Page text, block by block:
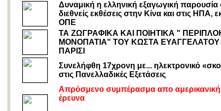
Δυναμική η ελληνική εξαγωγική παρουσία
διεθνείς εκθέσεις στην Κίνα και στις ΗΠΑ,
ΟΠΕ
ΤΑ ΖΩΓΡΑΦΙΚΑ ΚΑΙ ΠΟΙΗΤΙΚΑ "
ΜΟΝΟΠΑΤΙΑ" ΤΟΥ ΚΩΣΤΑ ΕΥΑΓΓΕΛΑΤΟΥ
ΠΑΡΙΣΙ
Συνελήφθη 17χρονη με... ηλεκτρονικό
στις Πανελλαδικές Εξετάσεις
Απρόσμενο συμπέρασμα απο αμερικανική
έρευνα